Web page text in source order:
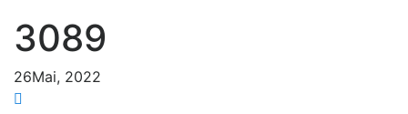
3089
26Mai, 2022